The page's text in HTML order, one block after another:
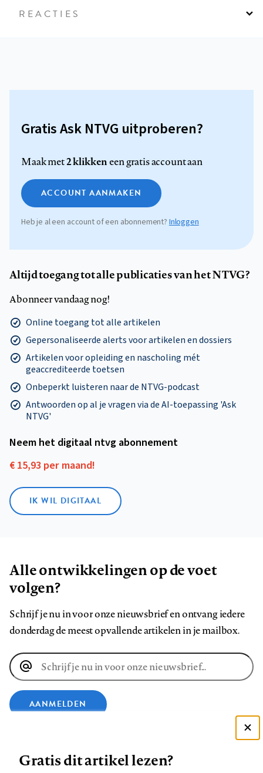
REACTIES
Gratis Ask NTVG uitproberen?
Maak met2 klikkeneen gratis account aan
ACCOUNT AANMAKEN
Heb je al een account of een abonnement?Inloggen
Altijd toegang tot alle publicaties van het NTVG?
Abonneer vandaag nog!
Online toegang tot alle artikelen
Gepersonaliseerde alerts voor artikelen en dossiers
Artikelen voor opleiding en nascholing mét
geaccrediteerde toetsen
Onbeperkt luisteren naar de NTVG-podcast
Antwoorden op al je vragen via de AI-toepassing 'Ask
NTVG'
Neem het digitaal ntvg abonnement
€ 15,93 per maand!
IK WIL DIGITAAL
Alle ontwikkelingen op de voet
volgen?
Schrijf je nu in voor onze nieuwsbrief en ontvang iedere
donderdag de meest opvallende artikelen in je mailbox.
E-
mailadres
AANMELDEN
Gratis dit artikel lezen?
Zie onze cookie policy